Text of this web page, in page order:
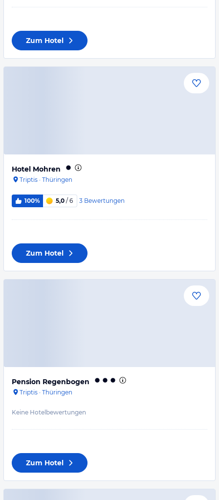
Zum Hotel
Hotel Mohren
Triptis · Thüringen
100% 5,0 / 6 3 Bewertungen
Zum Hotel
Pension Regenbogen
Triptis · Thüringen
Keine Hotelbewertungen
Zum Hotel